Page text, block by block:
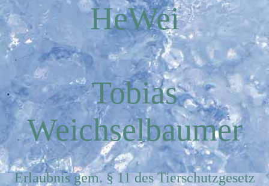
HeWei
Tobias
Weichselbaumer
Erlaubnis gem. § 11 des Tierschutzgesetz